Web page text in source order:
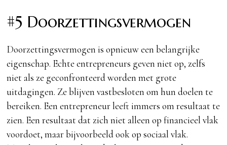
#5 Doorzettingsvermogen
Doorzettingsvermogen is opnieuw een belangrijke
eigenschap. Echte entrepreneurs geven niet op, zelfs
niet als ze geconfronteerd worden met grote
uitdagingen. Ze blijven vastbesloten om hun doelen te
bereiken. Een entrepreneur leeft immers om resultaat te
zien. Een resultaat dat zich niet alleen op financieel vlak
voordoet, maar bijvoorbeeld ook op sociaal vlak.